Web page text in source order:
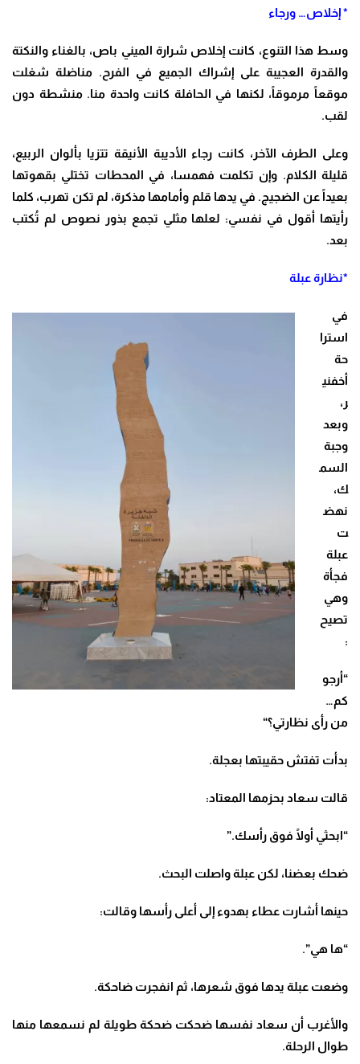
*إخلاص… ورجاء
وسط هذا التنوع، كانت إخلاص شرارة الميني باص، بالغناء والنكتة
والقدرة العجيبة على إشراك الجميع في الفرح . مناضلة شغلت
موقعاً مرموقاً، لكنها في الحافلة كانت واحدة منا. منشطة دون
لقب.
وعلى الطرف الآخر، كانت رجاء الأديبة الأنيقة تتزيا بألوان الربيع،
قليلة الكلام. وإن تكلمت فهمسا، في المحطات تختلي بقهوتها
بعيداً عن الضجيج. في يدها قلم وأمامها مذكرة، لم تكن تهرب، كلما
رأيتها أقول في نفسي: لعلها مثلي تجمع بذور نصوص لم تُكتب
بعد.
*نظارة عبلة
في
استرا
حة
أخفني
ر،
وبعد
وجبة
السم
ك،
نهض
ت
عبلة
فجأة
وهي
تصيح
:
“أرجو
كم…
من رأى نظارتي؟“
بدأت تفتش حقيبتها بعجلة.
قالت سعاد بحزمها المعتاد:
“ابحثي أولًا فوق رأسك.”
ضحك بعضنا، لكن عبلة واصلت البحث.
حينها أشارت عطاء بهدوء إلى أعلى رأسها وقالت:
“ها هي”.
وضعت عبلة يدها فوق شعرها، ثم انفجرت ضاحكة.
والأغرب أن سعاد نفسها ضحكت ضحكة طويلة لم نسمعها منها
طوال الرحلة.